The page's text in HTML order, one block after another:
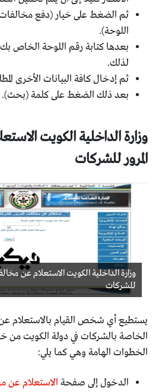
ثم الضغط على خيار (دفع مخالفات
اللوحة).
بعدها كتابة رقم اللوحة الخاص
لذلك.
ثم إدخال كافة البيانات الأخرى
بعد ذلك الضغط على كلمة (بحث).
وزارة الداخلية الكويت
المرور للشركات
وزارة الداخلية الكويت الاستعلام عن
للشركات
يستطيع أي شخص القيام بالاستعلام عن
الخاصة بالشركات في دولة الكويت من
الخطوات الهامة وهي كما يلي:
الدخول إلى صفحة الاستعلام عن